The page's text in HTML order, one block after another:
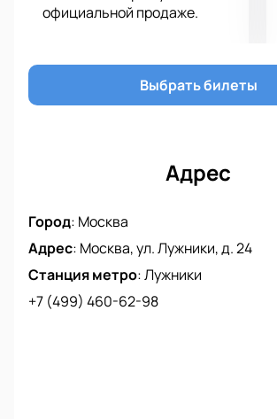
уже сейчас. Поставьте отметку в
Лужниках.
Купить билеты на нашем сайте и
Rostec Drone Festival — отличная
официальной продаже.
Выбрать билеты
Адрес
Город: Москва
Адрес: Москва, ул. Лужники, д. 24
Станция метро:Лужники
+7 (499) 460-62-98